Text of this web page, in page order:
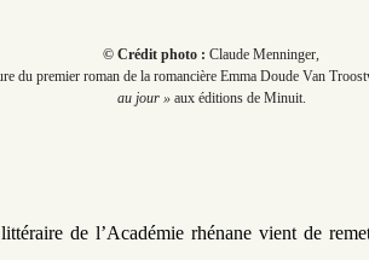
© Crédit photo : Claude Menninger,
du premier roman de la romancière Emma Doude Van
au jour »aux éditions de Minuit.
de l’Académie rhénane vient de